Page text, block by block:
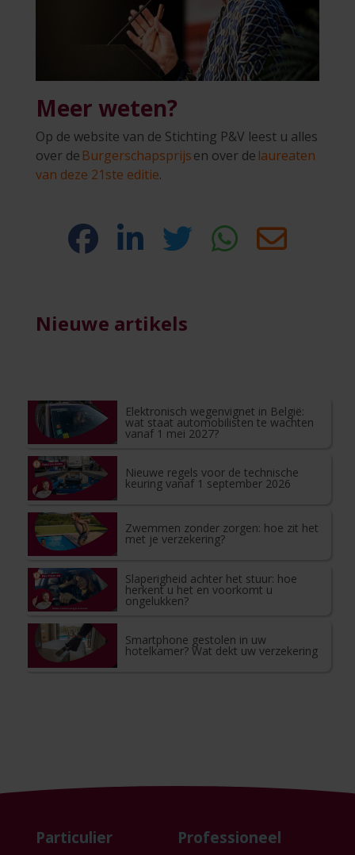
Meer weten?
Op de website van de Stichting P&V leest u alles
over de Burgerschapsprijsen over de laureaten
van deze 21ste editie.
Nieuwe artikels
Elektronisch wegenvignet in België:
wat staat automobilisten te wachten
vanaf 1 mei 2027?
Nieuwe regels voor de technische
keuring vanaf 1 september 2026
Zwemmen zonder zorgen: hoe zit het
met je verzekering?
Slaperigheid achter het stuur: hoe
herkent u het en voorkomt u
ongelukken?
Smartphone gestolen in uw
hotelkamer? Wat dekt uw verzekering
Particulier Professioneel